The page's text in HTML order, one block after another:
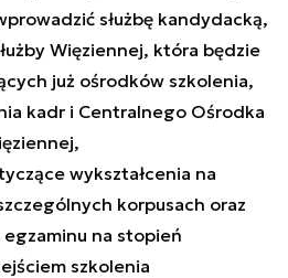
służbę kandydacką,
Więziennej, która będzie
już ośrodków szkolenia,
kadr i Centralnego Ośrodka
wykształcenia na
korpusach oraz
egzaminu na stopień
szkolenia